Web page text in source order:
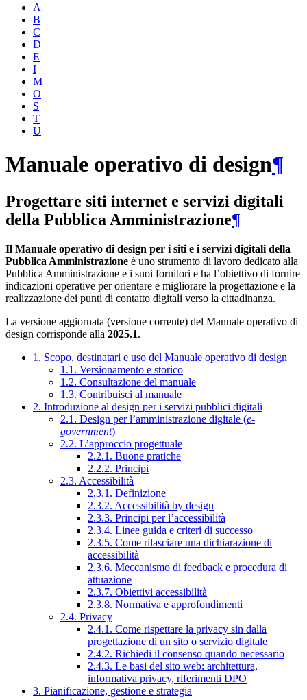
A
B
C
D
E
I
M
O
S
T
U
Manuale operativo di design¶
Progettare siti internet e servizi digitali
della Pubblica Amministrazione¶
Il Manuale operativo di design per i siti e i servizi digitali della
Pubblica Amministrazione è uno strumento di lavoro dedicato alla
Pubblica Amministrazione e i suoi fornitori e ha l’obiettivo di fornire
indicazioni operative per orientare e migliorare la progettazione e la
realizzazione dei punti di contatto digitali verso la cittadinanza.
La versione aggiornata (versione corrente) del Manuale operativo di
design corrisponde alla 2025.1.
1. Scopo, destinatari e uso del Manuale operativo di design
1.1. Versionamento e storico
1.2. Consultazione del manuale
1.3. Contribuisci al manuale
2. Introduzione al design per i servizi pubblici digitali
2.1. Design per l’amministrazione digitale (e-
government)
2.2. L’approccio progettuale
2.2.1. Buone pratiche
2.2.2. Principi
2.3. Accessibilità
2.3.1. Definizione
2.3.2. Accessibilità by design
2.3.3. Principi per l’accessibilità
2.3.4. Linee guida e criteri di successo
2.3.5. Come rilasciare una dichiarazione di
accessibilità
2.3.6. Meccanismo di feedback e procedura di
attuazione
2.3.7. Obiettivi accessibilità
2.3.8. Normativa e approfondimenti
2.4. Privacy
2.4.1. Come rispettare la privacy sin dalla
progettazione di un sito o servizio digitale
2.4.2. Richiedi il consenso quando necessario
2.4.3. Le basi del sito web: architettura,
informativa privacy, riferimenti DPO
3. Pianificazione, gestione e strategia